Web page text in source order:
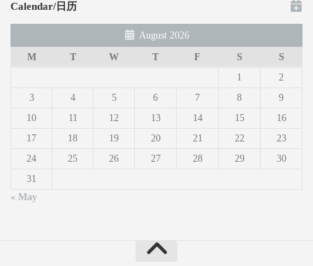
Calendar/日历
August 2026
M T W T F S
S
1
2
3
4 5 6 7 8
9
10
11 12 13 14 15
16
17
18 19 20 21 22
23
24
25 26 27 28 29
30
31
« May